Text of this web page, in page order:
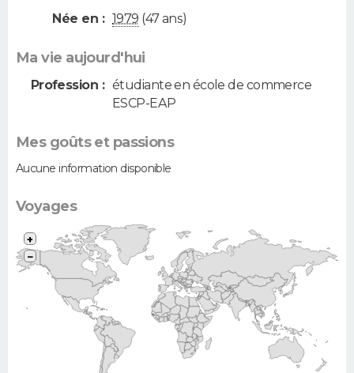
Née en : 1979 (47 ans)
Ma vie aujourd'hui
Profession : étudiante en école de commerce
ESCP-EAP
Mes goûts et passions
Aucune information disponible
Voyages
+
−